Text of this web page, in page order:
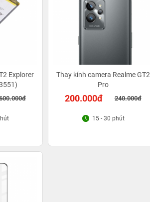
Explorer
Thay kính camera Realme GT2
Pro
200.000đ 240.000đ
15 - 30 phút